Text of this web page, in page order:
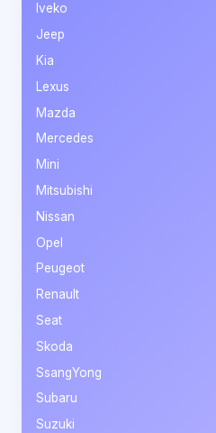
Iveko
Jeep
Kia
Lexus
Mazda
Mercedes
Mini
Mitsubishi
Nissan
Opel
Peugeot
Renault
Seat
Skoda
SsangYong
Subaru
Suzuki